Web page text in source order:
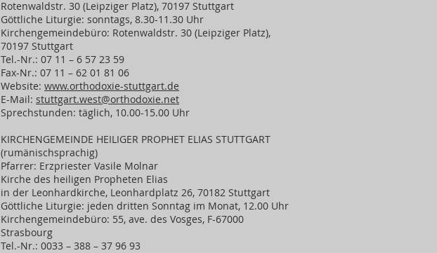
Rotenwaldstr. 30 (Leipziger Platz), 70197 Stuttgart
Göttliche Liturgie: sonntags, 8.30-11.30 Uhr
Kirchengemeindebüro: Rotenwaldstr. 30 (Leipziger Platz),
70197 Stuttgart
Tel.-Nr.: 07 11 – 6 57 23 59
Fax-Nr.: 07 11 – 62 01 81 06
Website: www.orthodoxie-stuttgart.de
E-Mail: stuttgart.west@orthodoxie.net
Sprechstunden: täglich, 10.00-15.00 Uhr
KIRCHENGEMEINDE HEILIGER PROPHET ELIAS STUTTGART
(rumänischsprachig)
Pfarrer: Erzpriester Vasile Molnar
Kirche des heiligen Propheten Elias
in der Leonhardkirche, Leonhardplatz 26, 70182 Stuttgart
Göttliche Liturgie: jeden dritten Sonntag im Monat, 12.00 Uhr
Kirchengemeindebüro: 55, ave. des Vosges, F-67000
Strasbourg
Tel.-Nr.: 0033 – 388 – 37 96 93